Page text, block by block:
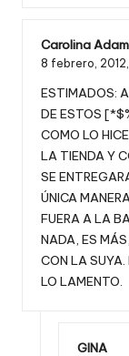
Carolina
8 febrero, 2012,
ESTIMADOS:
DE ESTOS
COMO LO
LA TIENDA Y
SE
ÚNICA
FUERA A LA
NADA, ES
CON LA SUYA.
LO LAMENTO.
GINA